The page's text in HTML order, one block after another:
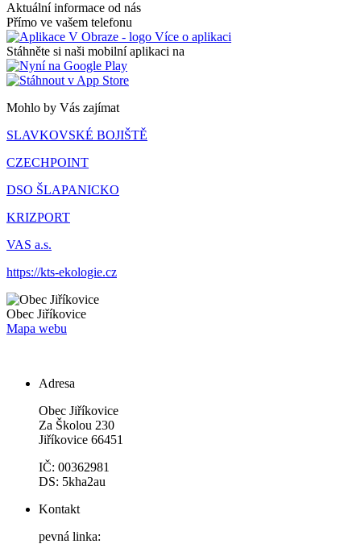
Aktuální informace od nás
Přímo ve vašem telefonu
Více o aplikaci
Stáhněte si naši mobilní aplikaci na
Mohlo by Vás zajímat
SLAVKOVSKÉ BOJIŠTĚ
CZECHPOINT
DSO ŠLAPANICKO
KRIZPORT
VAS a.s.
https://kts-ekologie.cz
Obec Jiříkovice
Mapa webu
Adresa
Obec Jiříkovice
Za Školou 230
Jiříkovice 66451
IČ: 00362981
DS: 5kha2au
Kontakt
pevná linka: